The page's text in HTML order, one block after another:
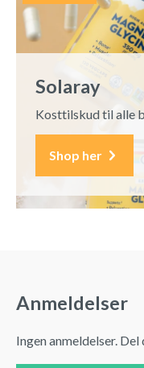
Solaray
Kosttilskud til alle
Shop her
Anmeldelser
Ingen anmeldelser.